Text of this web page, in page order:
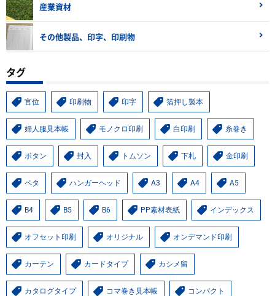
産業資材
その他製品、印字、印刷物
タグ
官位 印刷物 印字 箔押し製本
婦人服見本帳 モノクロ印刷 白印刷 糸巻き
ボタン 封入 トムソン 下札 金印刷
ベタ ハンガーヘッド A3 A4 A5
B4 B5 B6 PP素材表紙 インデックス
オフセット印刷 オリジナル オンデマンド印刷
カーテン カードタイプ カシメ留
カタログタイプ コマ巻き見本帳 コンパクト